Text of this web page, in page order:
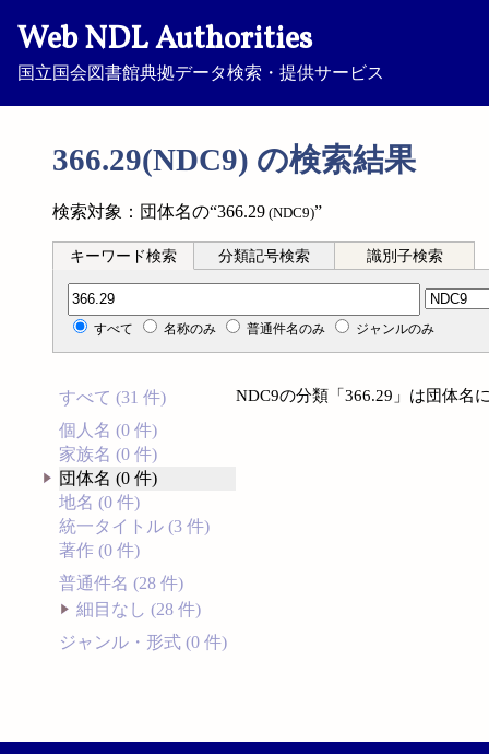
Web NDL Authorities
国立国会図書館典拠データ検索・提供サービス
366.29(NDC9) の検索結果
検索対象：団体名の“366.29 (NDC9)”
キーワード検索 分類記号検索 識別子検索
分類記号検索
すべて 名称のみ 普通件名のみ ジャンルのみ
すべて (31 件)
個人名 (0 件)
家族名 (0 件)
団体名 (0 件)
地名 (0 件)
統一タイトル (3 件)
著作 (0 件)
普通件名 (28 件)
細目なし (28 件)
ジャンル・形式 (0 件)
NDC9の分類「366.29」は団体名